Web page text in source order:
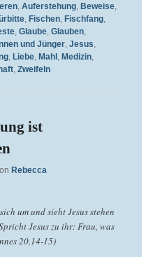
, Auferstehung, Beweise,
, Fischen, Fischfang,
, Glaube, Glauben,
und Jünger, Jesus,
, Liebe, Mahl , Medizin,
, Zweifeln
ist
Rebecca
um und sieht Jesus stehen
Jesus zu ihr: Frau, was
20,14-15)